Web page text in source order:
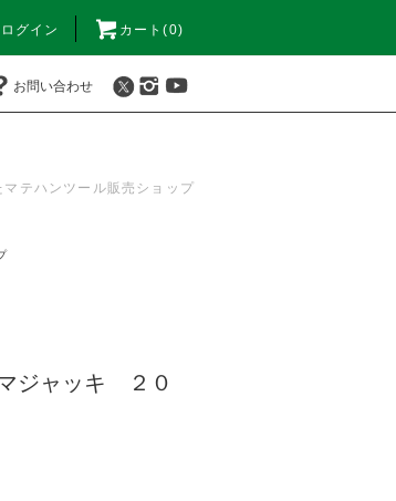
ログイン カート(0)
お問い合わせ
テハンツール販売ショップ
ジャッキ ２０